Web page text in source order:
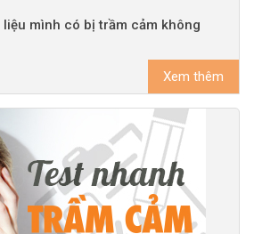
liệu mình có bị trầm cảm không
Xem thêm